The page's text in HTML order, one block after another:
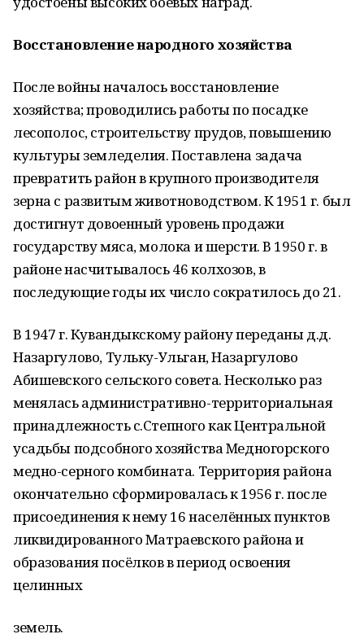
Восстановление народного хозяйства
После войны началось восстановление
хозяйства; проводились работы по посадке
лесополос, строительству прудов, повышению
культуры земледелия. Поставлена задача
превратить район в крупного производителя
зерна с развитым животноводством. К 1951 г. был
достигнут довоенный уровень продажи
государству мяса, молока и шерсти. В 1950 г. в
районе насчитывалось 46 колхозов, в
последующие годы их число сократилось до 21.
В 1947 г. Кувандыкскому району переданы д.д.
Назаргулово, Тульку-Ульган, Haзаргулово
Абишевского сельского совета. Несколько раз
менялась административно-территориальная
принадлежность с.Степного как Центральной
усадьбы подсобного хозяйства Mедногорского
медно-серного комбината. Территория района
окончательно сформировалась к 1956 г. после
присоединения к нему 16 населённых пунктов
ликвидированного Матраевского района и
образования посёлков в период освоения
целинных
земель.